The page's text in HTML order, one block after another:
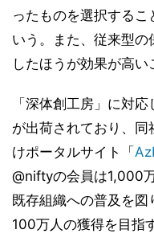
ったものを選択する
いう。また、従来型の
したほうが効果が高い
「深体創工房」に対
が出荷されており、
けポータルサイト「
@niftyの会員は1,000
既存組織への普及を
100万人の獲得を目指